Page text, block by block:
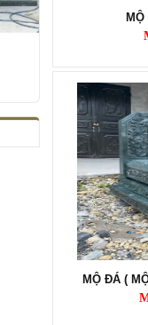
MỘ ĐÁ (